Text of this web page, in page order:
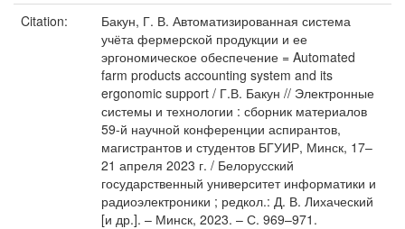
Citation:
Бакун, Г. В. Автоматизированная система
учёта фермерской продукции и ее
эргономическое обеспечение = Automated
farm products accounting system and its
ergonomic support / Г.В. Бакун // Электронные
системы и технологии : сборник материалов
59-й научной конференции аспирантов,
магистрантов и студентов БГУИР, Минск, 17–
21 апреля 2023 г. / Белорусский
государственный университет информатики и
радиоэлектроники ; редкол.: Д. В. Лихаческий
[и др.]. – Минск, 2023. – С. 969–971.